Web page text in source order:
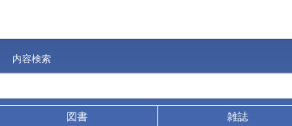
内容検索
図書 雑誌